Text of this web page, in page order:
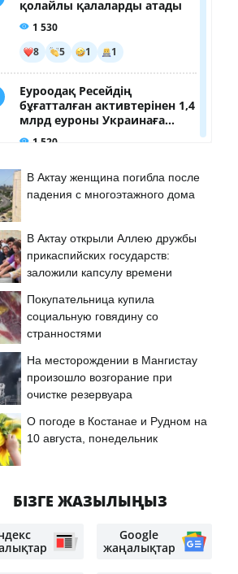
В Актау женщина погибла после
падения с многоэтажного дома
В Актау открыли Аллею дружбы
прикаспийских государств:
заложили капсулу времени
Покупательница купила
социальную говядину со
странностями
На месторождении в Мангистау
произошло возгорание при
очистке резервуара
О погоде в Костанае и Рудном на
10 августа, понедельник
БІЗГЕ ЖАЗЫЛЫҢЫЗ
Google
жаңалықтар